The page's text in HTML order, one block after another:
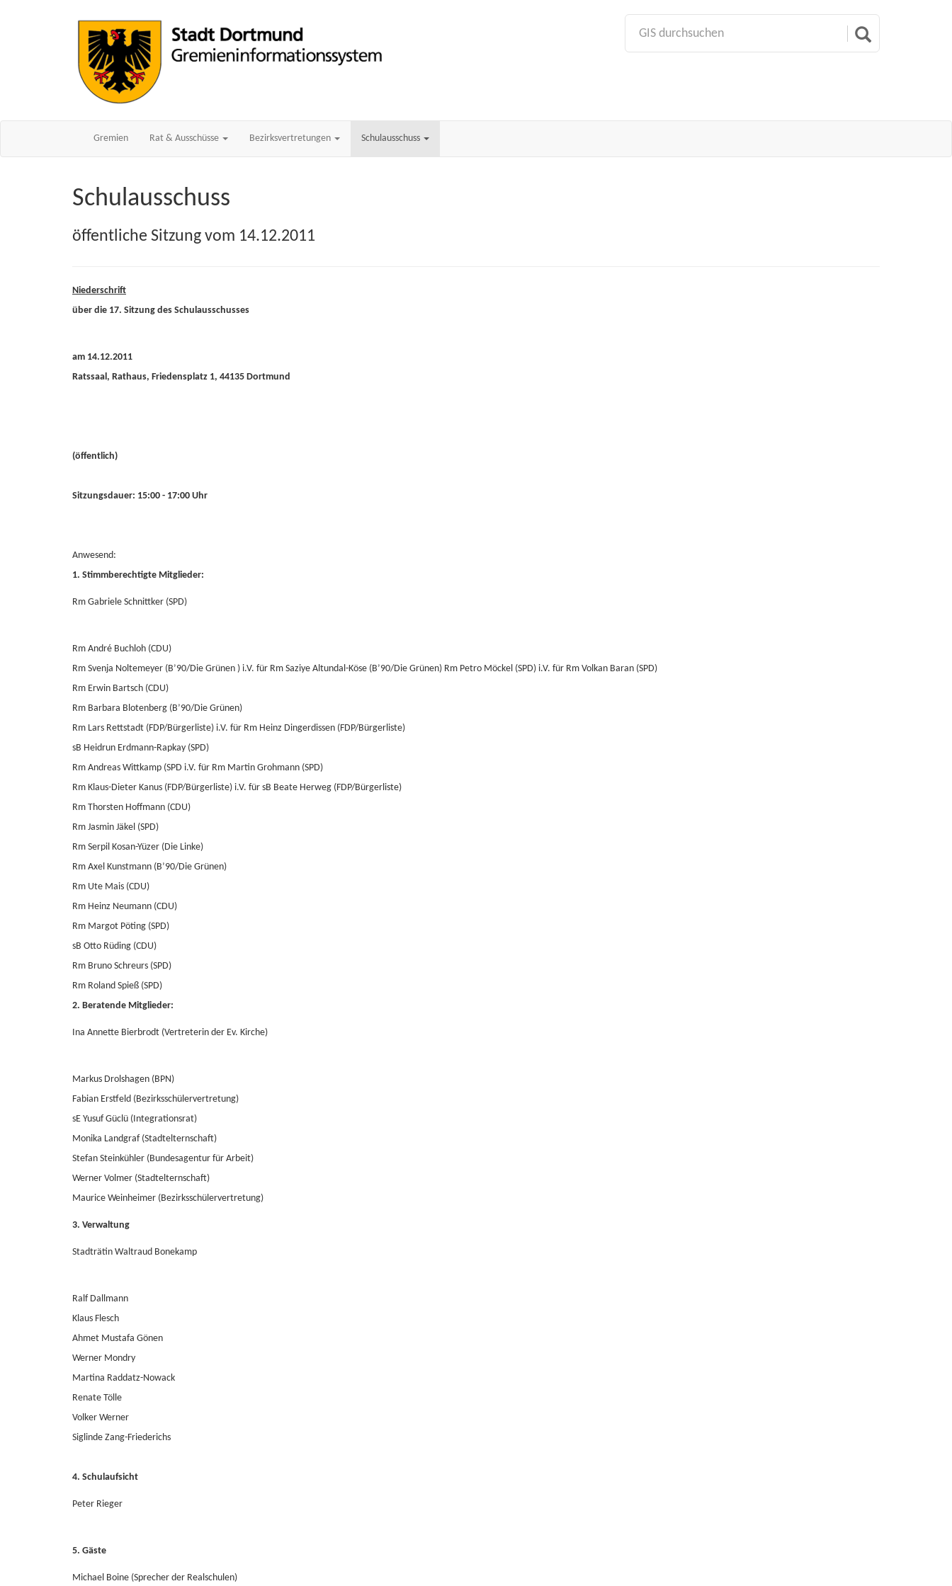
Gremien Rat & Ausschüsse Bezirksvertretungen Schulausschuss
Schulausschuss
öffentliche Sitzung vom 14.12.2011
Niederschrift
über die 17. Sitzung des Schulausschusses
am 14.12.2011
Ratssaal, Rathaus, Friedensplatz 1, 44135 Dortmund
(öffentlich)
Sitzungsdauer: 15:00 - 17:00 Uhr
Anwesend:
1. Stimmberechtigte Mitglieder:
Rm Gabriele Schnittker (SPD)
Rm André Buchloh (CDU)
Rm Svenja Noltemeyer (B’90/Die Grünen ) i.V. für Rm Saziye Altundal-Köse (B’90/Die Grünen) Rm Petro Möckel (SPD) i.V. für Rm Volkan Baran (SPD)
Rm Erwin Bartsch (CDU)
Rm Barbara Blotenberg (B’90/Die Grünen)
Rm Lars Rettstadt (FDP/Bürgerliste) i.V. für Rm Heinz Dingerdissen (FDP/Bürgerliste)
sB Heidrun Erdmann-Rapkay (SPD)
Rm Andreas Wittkamp (SPD i.V. für Rm Martin Grohmann (SPD)
Rm Klaus-Dieter Kanus (FDP/Bürgerliste) i.V. für sB Beate Herweg (FDP/Bürgerliste)
Rm Thorsten Hoffmann (CDU)
Rm Jasmin Jäkel (SPD)
Rm Serpil Kosan-Yüzer (Die Linke)
Rm Axel Kunstmann (B’90/Die Grünen)
Rm Ute Mais (CDU)
Rm Heinz Neumann (CDU)
Rm Margot Pöting (SPD)
sB Otto Rüding (CDU)
Rm Bruno Schreurs (SPD)
Rm Roland Spieß (SPD)
2. Beratende Mitglieder:
Ina Annette Bierbrodt (Vertreterin der Ev. Kirche)
Markus Drolshagen (BPN)
Fabian Erstfeld (Bezirksschülervertretung)
sE Yusuf Güclü (Integrationsrat)
Monika Landgraf (Stadtelternschaft)
Stefan Steinkühler (Bundesagentur für Arbeit)
Werner Volmer (Stadtelternschaft)
Maurice Weinheimer (Bezirksschülervertretung)
3. Verwaltung
Stadträtin Waltraud Bonekamp
Ralf Dallmann
Klaus Flesch
Ahmet Mustafa Gönen
Werner Mondry
Martina Raddatz-Nowack
Renate Tölle
Volker Werner
Siglinde Zang-Friederichs
4. Schulaufsicht
Peter Rieger
5. Gäste
Michael Boine (Sprecher der Realschulen)